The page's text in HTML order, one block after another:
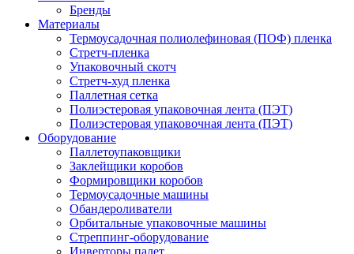
Бренды
Материалы
Термоусадочная полиолефиновая (ПОФ) пленка
Стретч-пленка
Упаковочный скотч
Стретч-худ пленка
Паллетная сетка
Полиэстеровая упаковочная лента (ПЭТ)
Полиэстеровая упаковочная лента (ПЭТ)
Оборудование
Паллетоупаковщики
Заклейщики коробов
Формировщики коробов
Термоусадочные машины
Обандероливатели
Орбитальные упаковочные машины
Стреппинг-оборудование
Инверторы палет